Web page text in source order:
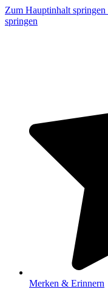
Zum Hauptinhalt springen
springen
Merken & Erinnern